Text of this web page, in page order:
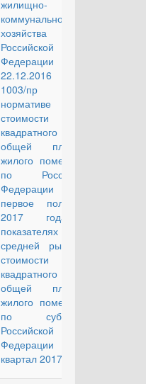
жилищно-
коммунального
хозяйства
Российской
Федерации от
22.12.2016 г. №
1003/пр "О
нормативе
стоимости одного
квадратного метра
общей площади
жилого помещения
по Российской
Федерации на
первое полугодие
2017 года и
показателях
средней рыночной
стоимости одного
квадратного метра
общей площади
жилого помещения
по субъектам
Российской
Федерации на 1
квартал 2017 года"